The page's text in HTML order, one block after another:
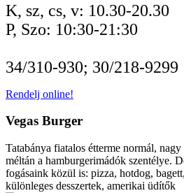
K, sz, cs, v: 10.30-20.30
P, Szo: 10:30-21:30
34/310-930; 30/218-9299
Rendelj online!
Vegas Burger
Tatabánya fiatalos étterme normál,
méltán a hamburgerimádók szentélye.
fogásaink közül is: pizza, hotdog,
különleges desszertek, amerikai üdítők